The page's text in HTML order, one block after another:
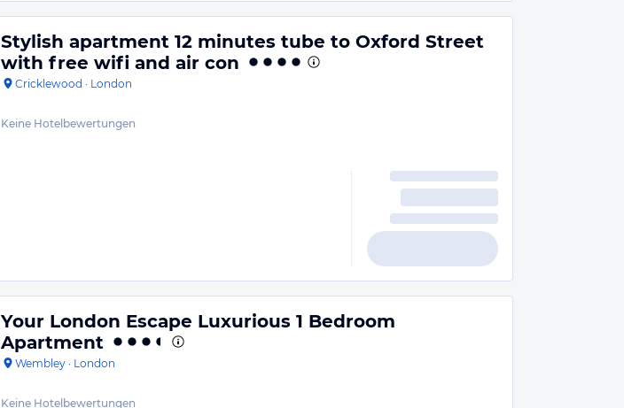
Stylish apartment 12 minutes tube to Oxford Street
with free wifi and air con
Cricklewood · London
Keine Hotelbewertungen
Your London Escape Luxurious 1 Bedroom
Apartment
Wembley · London
Keine Hotelbewertungen